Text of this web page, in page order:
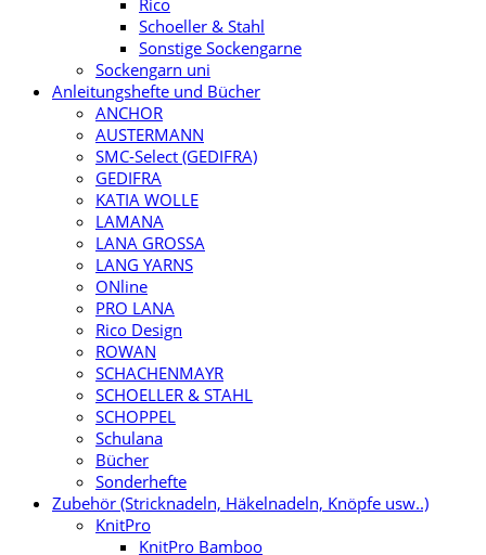
Rico
Schoeller & Stahl
Sonstige Sockengarne
Sockengarn uni
Anleitungshefte und Bücher
ANCHOR
AUSTERMANN
SMC-Select (GEDIFRA)
GEDIFRA
KATIA WOLLE
LAMANA
LANA GROSSA
LANG YARNS
ONline
PRO LANA
Rico Design
ROWAN
SCHACHENMAYR
SCHOELLER & STAHL
SCHOPPEL
Schulana
Bücher
Sonderhefte
Zubehör (Stricknadeln, Häkelnadeln, Knöpfe usw..)
KnitPro
KnitPro Bamboo